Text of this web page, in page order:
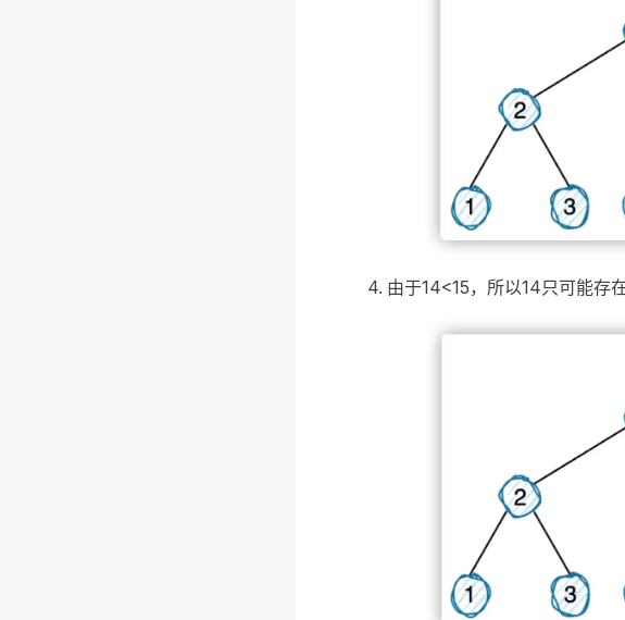
由于14<15，所以14只可能存